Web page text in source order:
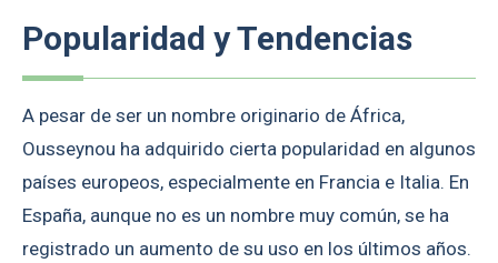
Popularidad y Tendencias
A pesar de ser un nombre originario de África,
Ousseynou ha adquirido cierta popularidad en algunos
países europeos, especialmente en Francia e Italia. En
España, aunque no es un nombre muy común, se ha
registrado un aumento de su uso en los últimos años.